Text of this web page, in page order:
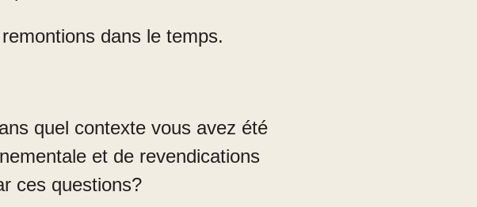
dans le temps.
quel contexte vous avez été
et de revendications
ces questions?